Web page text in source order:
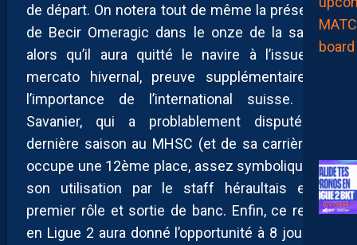
de départ. On notera tout de même la présence
de Becir Omeragic dans le onze de la saison
alors qu’il aura quitté le navire à l’issue du
mercato hivernal, preuve supplémentaire de
l’importance de l’international suisse. Téji
Savanier, qui a problablement disputé sa
dernière saison au MHSC (et de sa carrière ?),
occupe une 12ème place, assez symbolique de
son utilisation par le staff héraultais entre
premier rôle et sortie de banc. Enfin, ce retour
en Ligue 2 aura donné l’opportunité à 8 joueurs